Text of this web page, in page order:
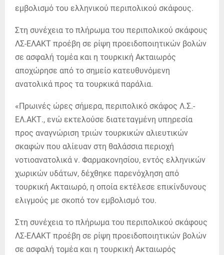
εμβολισμό του ελληνικού περιπολικού σκάφους.
Στη συνέχεια το πλήρωμα του περιπολικού σκάφους
ΛΣ-ΕΛΑΚΤ προέβη σε ρίψη προειδοποιητικών βολών
σε ασφαλή τομέα και η τουρκική Ακταιωρός
αποχώρησε από το σημείο κατευθυνόμενη
ανατολικά προς τα τουρκικά παράλια.
«Πρωινές ώρες σήμερα, περιπολικό σκάφος Λ.Σ.-
ΕΛ.ΑΚΤ., ενώ εκτελούσε διατεταγμένη υπηρεσία
προς αναγνώριση τριών τουρκικών αλιευτικών
σκαφών που αλίευαν στη θαλάσσια περιοχή
νοτιοανατολικά ν. Φαρμακονησίου, εντός ελληνικών
χωρικών υδάτων, δέχθηκε παρενόχληση από
τουρκική Ακταιωρό, η οποία εκτέλεσε επικίνδυνους
ελιγμούς με σκοπό τον εμβολισμό του.
Στη συνέχεια το πλήρωμα του περιπολικού σκάφους
ΛΣ-ΕΛΑΚΤ προέβη σε ρίψη προειδοποιητικών βολών
σε ασφαλή τομέα και η τουρκική Ακταιωρός